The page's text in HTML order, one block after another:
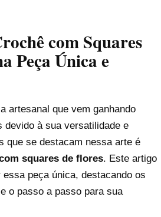
com Squares
Peça Única e
artesanal que vem ganhando
devido à sua versatilidade e
que se destacam nessa arte é
squares de flores. Este artigo
peça única, destacando os
o passo a passo para sua